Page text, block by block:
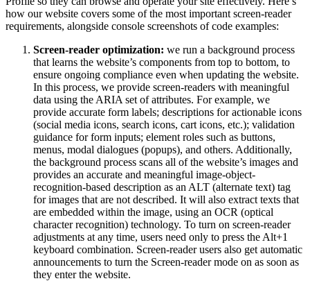
how our website covers some of the most important screen-reader
requirements, alongside console screenshots of code examples:
Screen-reader optimization: we run a background process
that learns the website’s components from top to bottom, to
ensure ongoing compliance even when updating the website.
In this process, we provide screen-readers with meaningful
data using the ARIA set of attributes. For example, we
provide accurate form labels; descriptions for actionable icons
(social media icons, search icons, cart icons, etc.); validation
guidance for form inputs; element roles such as buttons,
menus, modal dialogues (popups), and others. Additionally,
the background process scans all of the website’s images and
provides an accurate and meaningful image-object-
recognition-based description as an ALT (alternate text) tag
for images that are not described. It will also extract texts that
are embedded within the image, using an OCR (optical
character recognition) technology. To turn on screen-reader
adjustments at any time, users need only to press the Alt+1
keyboard combination. Screen-reader users also get automatic
announcements to turn the Screen-reader mode on as soon as
they enter the website.